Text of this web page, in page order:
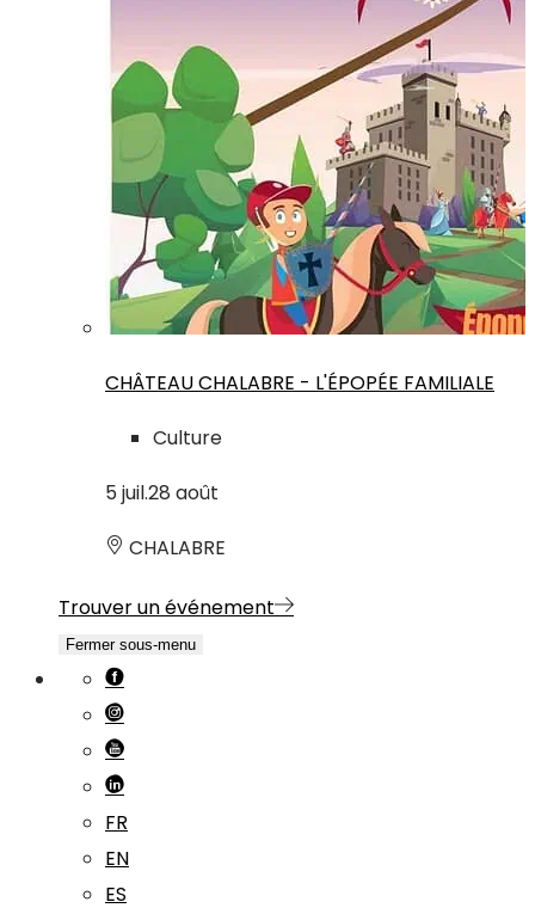
CHÂTEAU CHALABRE - L'ÉPOPÉE FAMILIALE
Culture
5 juil.28 août
CHALABRE
Trouver un événement
Fermer sous-menu
FR
EN
ES